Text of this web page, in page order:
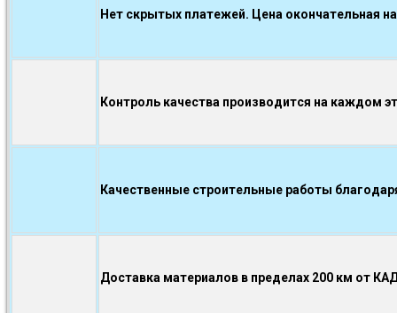
Нет скрытых платежей. Цена окончательная
Контроль качества производится на каждом
Качественные строительные работы
Доставка материалов в пределах 200 км от